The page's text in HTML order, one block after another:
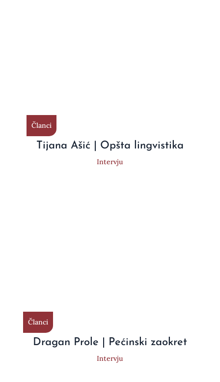
Članci
Tijana Ašić | Opšta lingvistika
Intervju
Članci
Dragan Prole | Pećinski zaokret
Intervju